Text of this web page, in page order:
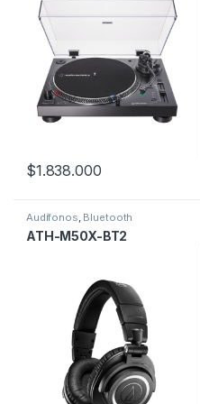
$1.838.000
Audífonos, Bluetooth
ATH-M50X-BT2